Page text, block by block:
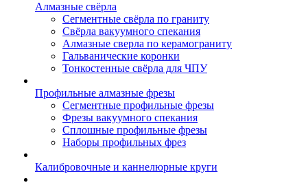
Алмазные свёрла
Сегментные свёрла по граниту
Свёрла вакуумного спекания
Алмазные сверла по керамограниту
Гальванические коронки
Тонкостенные свёрла для ЧПУ
Профильные алмазные фрезы
Сегментные профильные фрезы
Фрезы вакуумного спекания
Сплошные профильные фрезы
Наборы профильных фрез
Калибровочные и каннелюрные круги